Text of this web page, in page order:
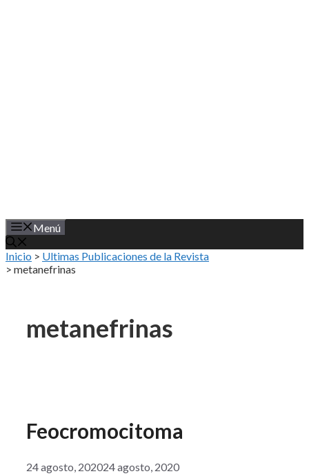
Menú
Inicio > Ultimas Publicaciones de la Revista
> metanefrinas
metanefrinas
Feocromocitoma
24 agosto, 202024 agosto, 2020